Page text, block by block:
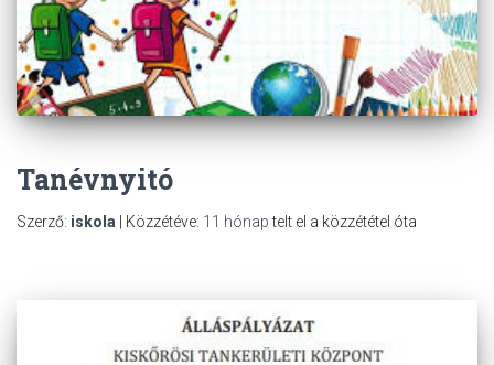
Tanévnyitó
Szerző: iskola | Közzétéve: 11 hónaptelt el a közzététel óta